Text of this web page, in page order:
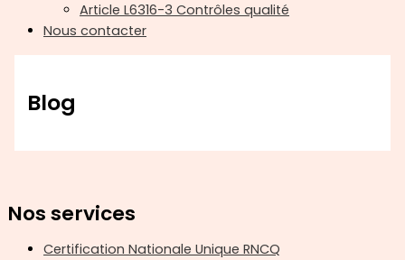
Article L6316-3 Contrôles qualité
Nous contacter
Blog
Nos services
Certification Nationale Unique RNCQ